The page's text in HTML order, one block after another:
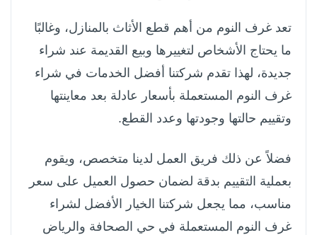
تعد غرف النوم من أهم قطع الأثاث بالمنازل، وغالبًا
ما يحتاج الأشخاص لتغييرها وبيع القديمة عند شراء
جديدة، لهذا تقدم شركتنا أفضل الخدمات في شراء
غرف النوم المستعملة بأسعار عادلة بعد معاينتها
وتقييم حالتها وجودتها وعدد القطع.
فضلاً عن ذلك فريق العمل لدينا متخصص، ويقوم
بعملية التقييم بدقة لضمان حصول العميل على سعر
مناسب، مما يجعل شركتنا الخيار الأفضل لشراء
غرف النوم المستعملة في حي الصحافة والرياض